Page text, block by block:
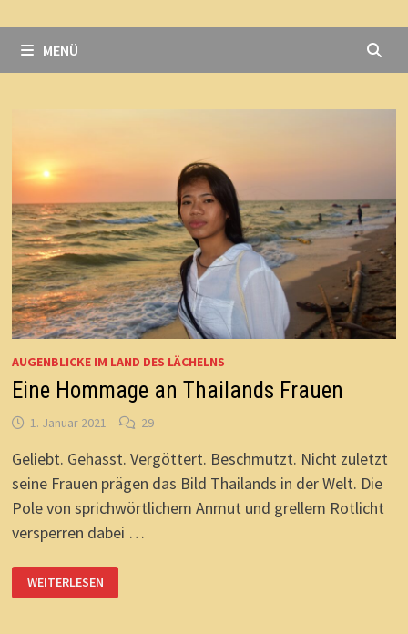
MENÜ
AUGENBLICKE IM LAND DES LÄCHELNS
Eine Hommage an Thailands Frauen
1. Januar 2021 29
Geliebt. Gehasst. Vergöttert. Beschmutzt. Nicht zuletzt
seine Frauen prägen das Bild Thailands in der Welt. Die
Pole von sprichwörtlichem Anmut und grellem Rotlicht
versperren dabei …
EINE
HOMMAGE
AN
WEITERLESEN